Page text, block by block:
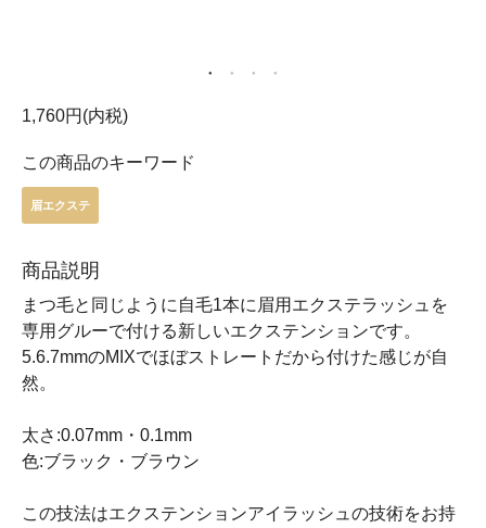
1,760円(内税)
この商品のキーワード
眉エクステ
商品説明
まつ毛と同じように自毛1本に眉用エクステラッシュを
専用グルーで付ける新しいエクステンションです。
5.6.7mmのMIXでほぼストレートだから付けた感じが自
然。
太さ:0.07mm・0.1mm
色:ブラック・ブラウン
この技法はエクステンションアイラッシュの技術をお持